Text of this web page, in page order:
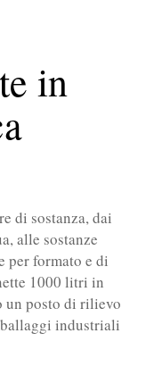
in
di sostanza, dai
alle sostanze
per formato e di
1000 litri in
un posto di rilievo
industriali